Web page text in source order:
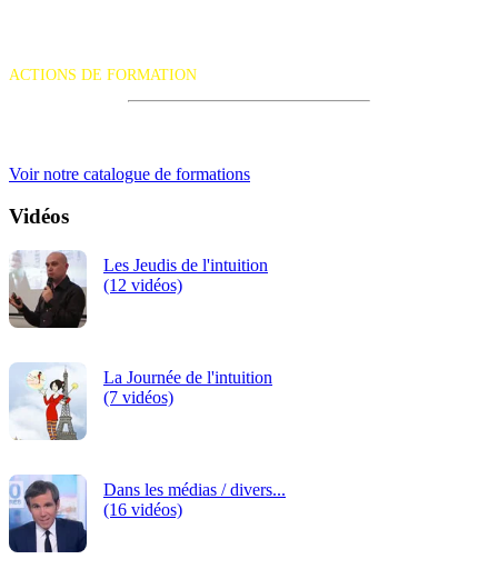
ACTIONS DE FORMATION
Voir notre catalogue de formations
Vidéos
Les Jeudis de l'intuition
(12 vidéos)
La Journée de l'intuition
(7 vidéos)
Dans les médias / divers...
(16 vidéos)